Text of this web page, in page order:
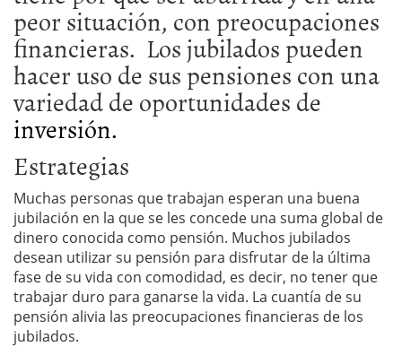
peor situación, con preocupaciones
financieras. Los jubilados pueden
hacer uso de sus pensiones con una
variedad de oportunidades de
inversión.
Estrategias
Muchas personas que trabajan esperan una buena
jubilación en la que se les concede una suma global de
dinero conocida como pensión. Muchos jubilados
desean utilizar su pensión para disfrutar de la última
fase de su vida con comodidad, es decir, no tener que
trabajar duro para ganarse la vida. La cuantía de su
pensión alivia las preocupaciones financieras de los
jubilados.